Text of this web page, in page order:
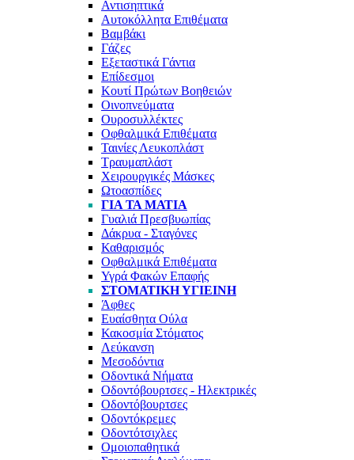
Αντισηπτικά
Αυτοκόλλητα Επιθέματα
Βαμβάκι
Γάζες
Εξεταστικά Γάντια
Επίδεσμοι
Κουτί Πρώτων Βοηθειών
Οινοπνεύματα
Ουροσυλλέκτες
Οφθαλμικά Επιθέματα
Ταινίες Λευκοπλάστ
Τραυμαπλάστ
Χειρουργικές Μάσκες
Ωτοασπίδες
ΓΙΑ ΤΑ ΜΆΤΙΑ
Γυαλιά Πρεσβυωπίας
Δάκρυα - Σταγόνες
Καθαρισμός
Οφθαλμικά Επιθέματα
Υγρά Φακών Επαφής
ΣΤΟΜΑΤΙΚΉ ΥΓΙΕΙΝΉ
Άφθες
Ευαίσθητα Ούλα
Κακοσμία Στόματος
Λεύκανση
Μεσοδόντια
Οδοντικά Νήματα
Οδοντόβουρτσες - Ηλεκτρικές
Οδοντόβουρτσες
Οδοντόκρεμες
Οδοντότσιχλες
Ομοιοπαθητικά